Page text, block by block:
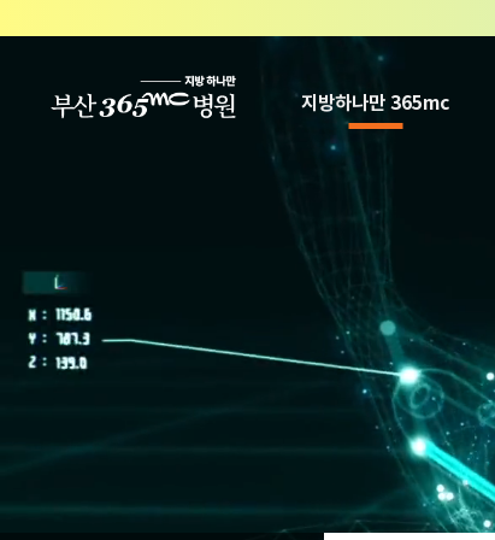
지방하나만 365mc